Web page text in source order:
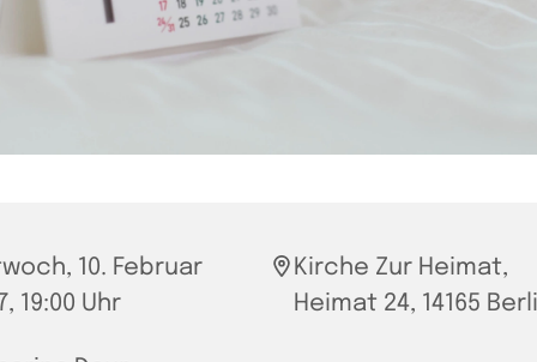
10. Februar
19:00 Uhr
Kirche Zur Heimat,
Heimat 24, 14165